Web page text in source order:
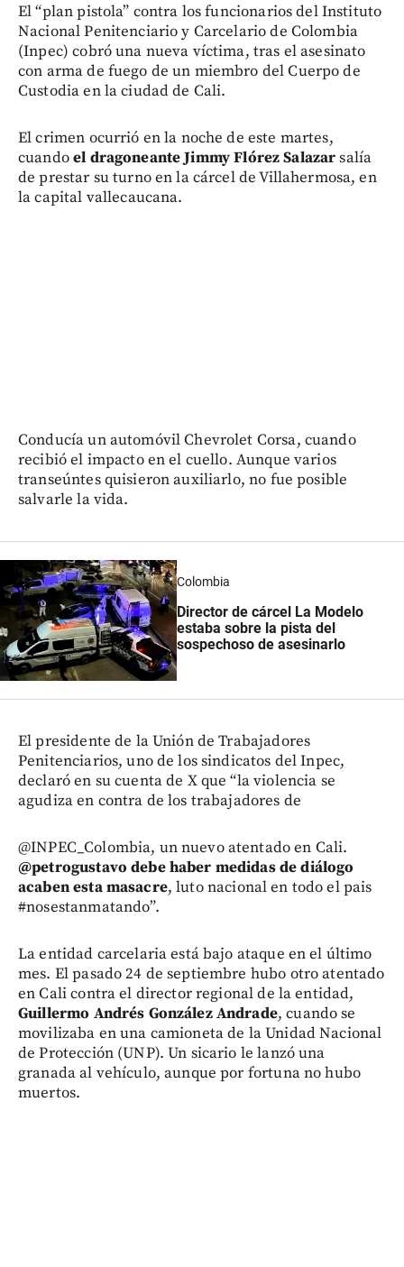
El “plan pistola” contra los funcionarios del Instituto
Nacional Penitenciario y Carcelario de Colombia
(Inpec) cobró una nueva víctima, tras el asesinato
con arma de fuego de un miembro del Cuerpo de
Custodia en la ciudad de Cali.
El crimen ocurrió en la noche de este martes,
cuandoel dragoneante Jimmy Flórez Salazarsalía
de prestar su turno en la cárcel de Villahermosa, en
la capital vallecaucana.
Conducía un automóvil Chevrolet Corsa, cuando
recibió el impacto en el cuello. Aunque varios
transeúntes quisieron auxiliarlo, no fue posible
salvarle la vida.
Colombia
Director de cárcel La Modelo
estaba sobre la pista del
sospechoso de asesinarlo
El presidente de la Unión de Trabajadores
Penitenciarios, uno de los sindicatos del Inpec,
declaró en su cuenta de X que “la violencia se
agudiza en contra de los trabajadores de
@INPEC_Colombia, un nuevo atentado en Cali.
@petrogustavo debe haber medidas de diálogo
acaben esta masacre, luto nacional en todo el pais
#nosestanmatando”.
La entidad carcelaria está bajo ataque en el último
mes. El pasado 24 de septiembre hubo otro atentado
en Cali contra el director regional de la entidad,
Guillermo Andrés González Andrade, cuando se
movilizaba en una camioneta de la Unidad Nacional
de Protección (UNP). Un sicario le lanzó una
granada al vehículo, aunque por fortuna no hubo
muertos.